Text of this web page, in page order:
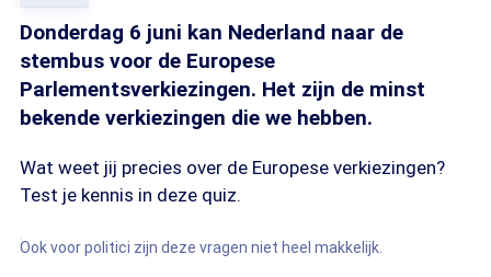
Donderdag 6 juni kan Nederland naar de
stembus voor de Europese
Parlementsverkiezingen. Het zijn de minst
bekende verkiezingen die we hebben.
Wat weet jij precies over de Europese verkiezingen?
Test je kennis in deze quiz.
Ook voor politici zijn deze vragen niet heel makkelijk.